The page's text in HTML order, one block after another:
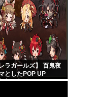
ラガールズ】 百鬼夜
としたPOP UP
京・大阪にて開催